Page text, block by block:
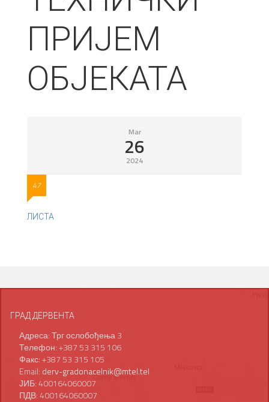
ПРИЈЕМ
ОБЈЕКАТА
Mar
26
2024
47
ЛИСТА
ГРАД ДЕРВЕНТА
Адреса: Трг ослобођења 3
Телефон: +387 53 315 106
Факс: +387 53 315 105
Email: derv-gradonacelnik@mtel.tel
ЈИБ: 400164060007
ПДВ: 400164060007